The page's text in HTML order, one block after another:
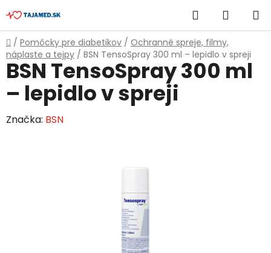
na
obsah
Hľadať
KOŠÍK
Domov
/ Pomôcky pre diabetikov / Ochranné spreje, filmy,
náplaste a tejpy / BSN TensoSpray 300 ml – lepidlo v spreji
BSN TensoSpray 300 ml
– lepidlo v spreji
Značka: BSN